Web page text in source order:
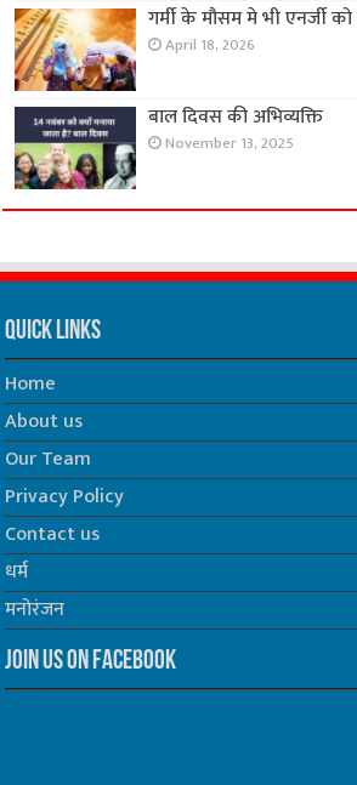
गर्मी के मौसम मे भी एनर्जी
April 18, 2026
बाल दिवस की अभिव्यक्ति
November 13, 2025
Quick Links
Home
About us
Our Team
Privacy Policy
Contact us
धर्म
मनोरंजन
Join us on Facebook